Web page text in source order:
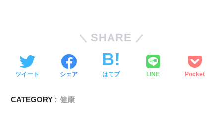
SHARE
ツイート シェア はてブ LINE Pocket
CATEGORY : 健康